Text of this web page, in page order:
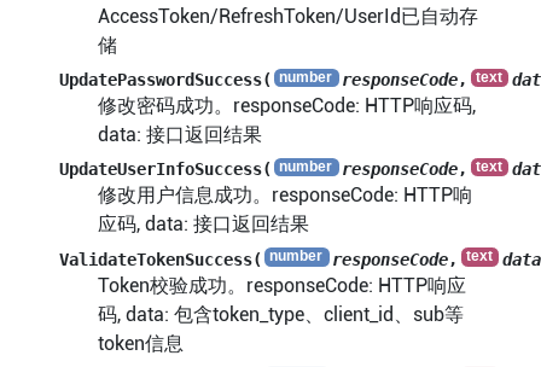
AccessToken/RefreshToken/UserId已自动存
储
UpdatePasswordSuccess( responseCode,
修改密码成功。responseCode: HTTP响应码,
data: 接口返回结果
UpdateUserInfoSuccess( responseCode,
修改用户信息成功。responseCode: HTTP响
应码, data: 接口返回结果
ValidateTokenSuccess( responseCode, data
Token校验成功。responseCode: HTTP响应
码, data: 包含token_type、client_id、sub等
token信息